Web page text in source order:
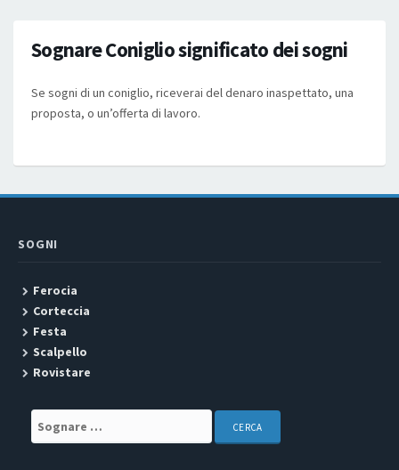
Sognare Coniglio significato dei sogni
Se sogni di un coniglio, riceverai del denaro inaspettato, una
proposta, o un’offerta di lavoro.
SOGNI
Ferocia
Corteccia
Festa
Scalpello
Rovistare
Search for: